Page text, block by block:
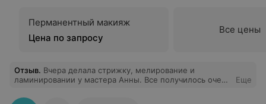
Перманентный макияж
Цена по запросу
Все цены
Отзыв. Вчера делала стрижку, мелирование и
ламинировании у мастера Анны. Все получилось очень
огромное спасибо!!! Обязательно к Вам вернусь !!!
Еще